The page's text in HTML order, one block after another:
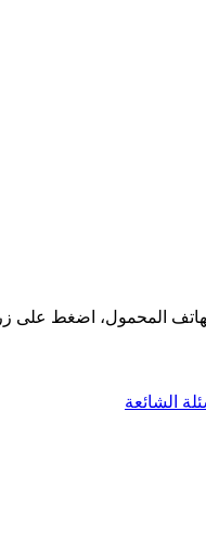
الشائعة